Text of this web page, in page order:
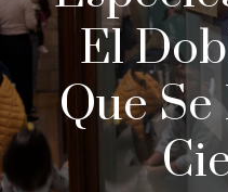
El
Que Se